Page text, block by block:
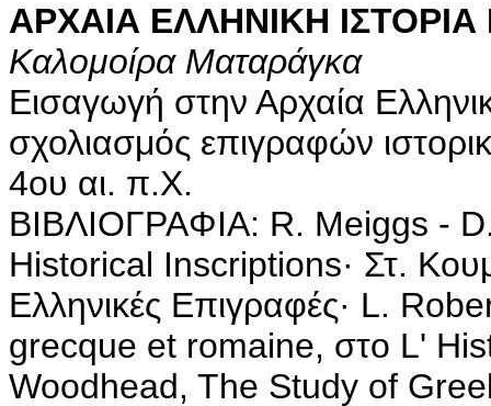
ΑΡΧΑΙΑ ΕΛΛΗΝΙΚΗ ΙΣΤΟΡΙΑ
Καλομοίρα Ματαράγκα
Εισαγωγή στην Αρχαία
σχολιασμός επιγραφών
4ου αι. π.Χ.
BIBΛIOΓPAΦIA: R. Meiggs -
Historical Inscriptions· Στ.
Eλληνικές Eπιγραφές· L.
grecque et romaine, στο L'
Woodhead, The Study of